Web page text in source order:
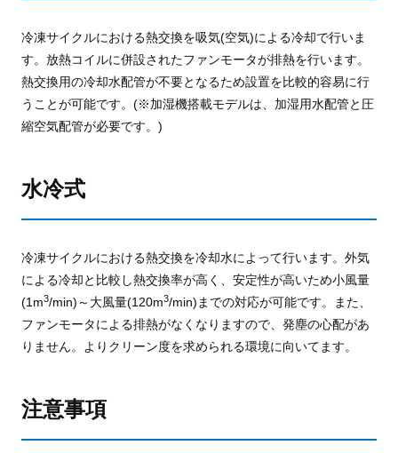
冷凍サイクルにおける熱交換を吸気(空気)による冷却で行いま
す。放熱コイルに併設されたファンモータが排熱を行います。
熱交換用の冷却水配管が不要となるため設置を比較的容易に行
うことが可能です。(※加湿機搭載モデルは、加湿用水配管と圧
縮空気配管が必要です。)
水冷式
冷凍サイクルにおける熱交換を冷却水によって行います。外気
による冷却と比較し熱交換率が高く、安定性が高いため小風量
(1m3/min)～大風量(120m3/min)までの対応が可能です。また、
ファンモータによる排熱がなくなりますので、発塵の心配があ
りません。よりクリーン度を求められる環境に向いてます。
注意事項